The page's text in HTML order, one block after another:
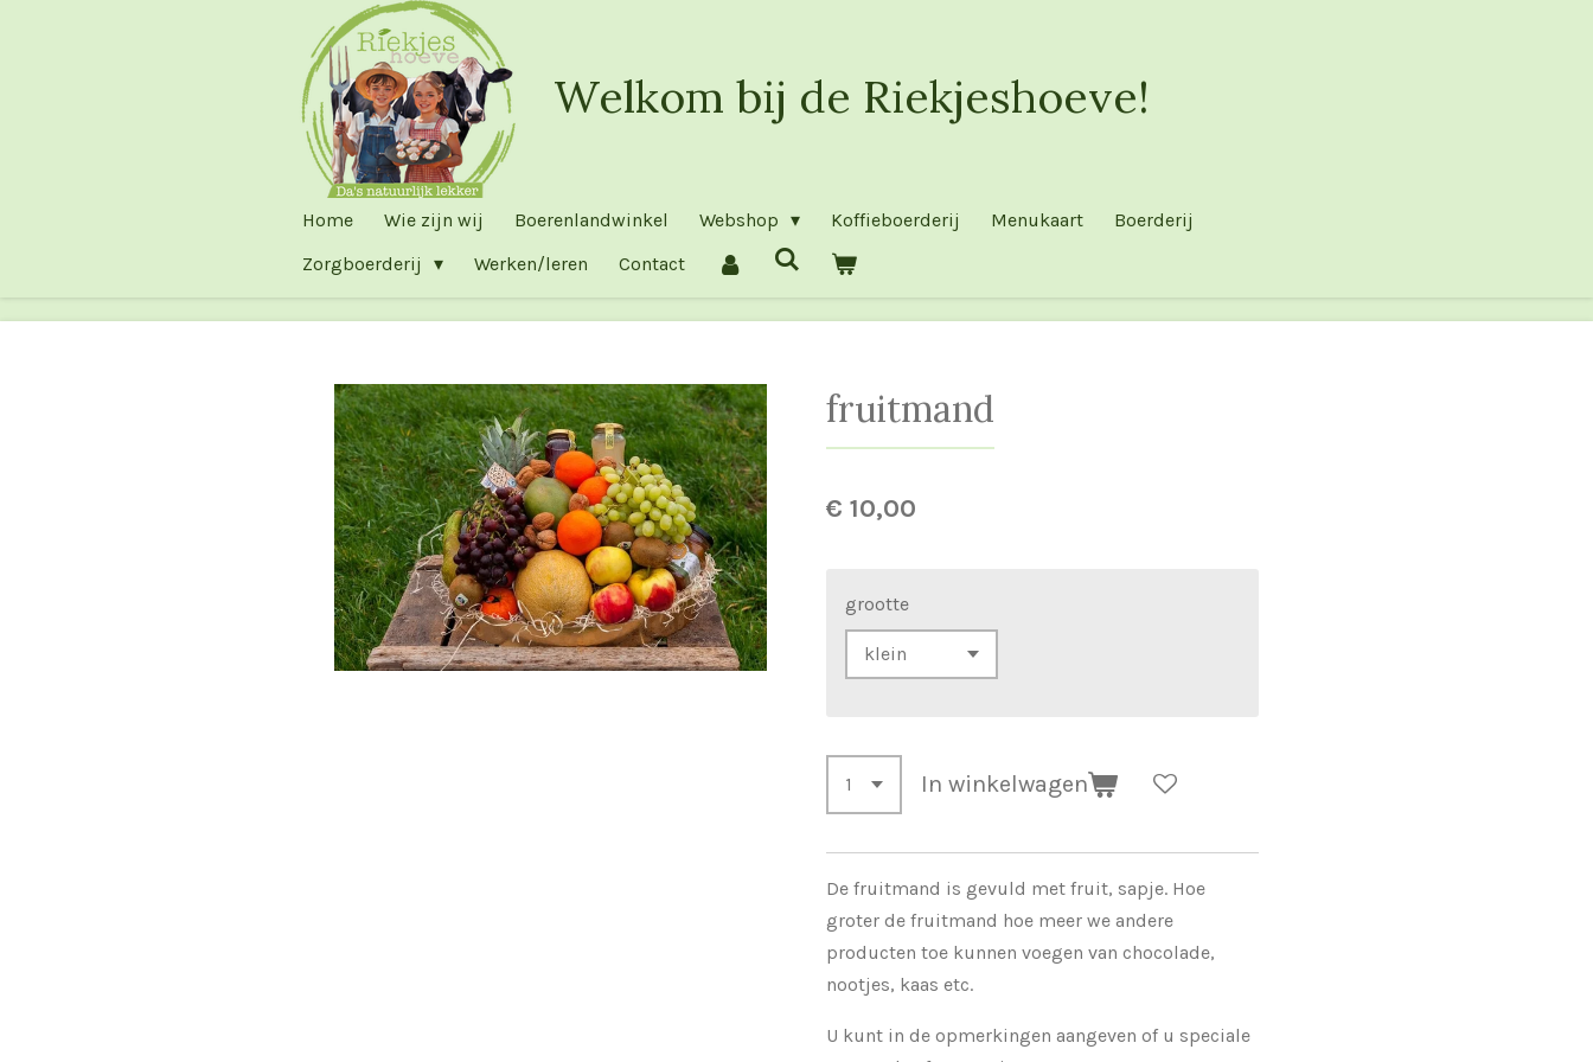
Welkom bij de Riekjeshoeve!
Home Wie zijn wij Boerenlandwinkel Webshop Koffieboerderij Menukaart
Boerderij
Zorgboerderij
Werken/leren Contact
fruitmand
€ 10,00
grootte
In winkelwagen
De fruitmand is gevuld met fruit, sapje. Hoe
groter de fruitmand hoe meer we andere
producten toe kunnen voegen van chocolade,
nootjes, kaas etc.
U kunt in de opmerkingen aangeven of u speciale